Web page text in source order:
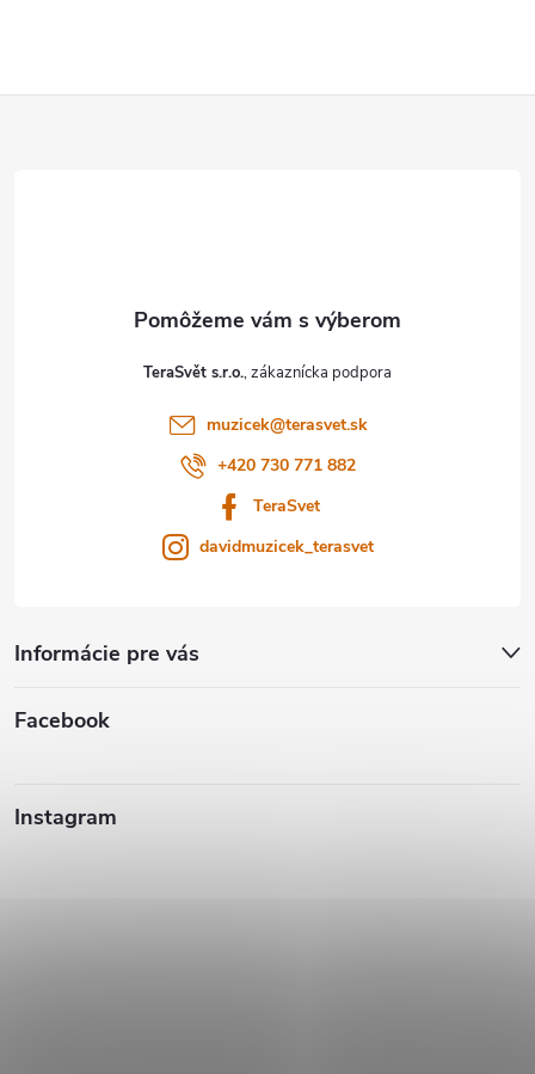
TeraSvět s.r.o.
muzicek@terasvet.sk
+420 730 771 882
TeraSvet
davidmuzicek_terasvet
Informácie pre vás
Facebook
Instagram